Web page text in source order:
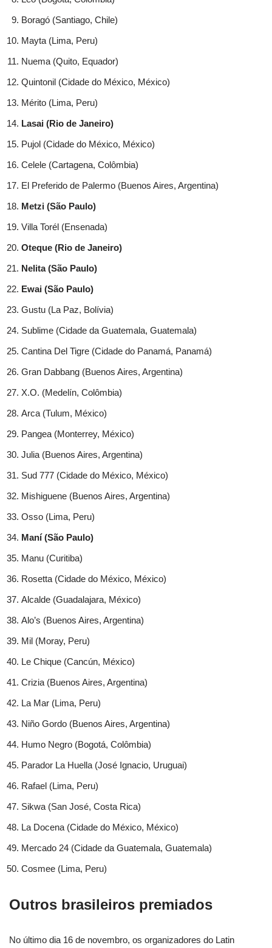
Boragó (Santiago, Chile)
Mayta (Lima, Peru)
Nuema (Quito, Equador)
Quintonil (Cidade do México, México)
Mérito (Lima, Peru)
Lasai (Rio de Janeiro)
Pujol (Cidade do México, México)
Celele (Cartagena, Colômbia)
El Preferido de Palermo (Buenos Aires, Argentina)
Metzi (São Paulo)
Villa Torél (Ensenada)
Oteque (Rio de Janeiro)
Nelita (São Paulo)
Ewai (São Paulo)
Gustu (La Paz, Bolívia)
Sublime (Cidade da Guatemala, Guatemala)
Cantina Del Tigre (Cidade do Panamá, Panamá)
Gran Dabbang (Buenos Aires, Argentina)
X.O. (Medelín, Colômbia)
Arca (Tulum, México)
Pangea (Monterrey, México)
Julia (Buenos Aires, Argentina)
Sud 777 (Cidade do México, México)
Mishiguene (Buenos Aires, Argentina)
Osso (Lima, Peru)
Maní (São Paulo)
Manu (Curitiba)
Rosetta (Cidade do México, México)
Alcalde (Guadalajara, México)
Alo’s (Buenos Aires, Argentina)
Mil (Moray, Peru)
Le Chique (Cancún, México)
Crizia (Buenos Aires, Argentina)
La Mar (Lima, Peru)
Niño Gordo (Buenos Aires, Argentina)
Humo Negro (Bogotá, Colômbia)
Parador La Huella (José Ignacio, Uruguai)
Rafael (Lima, Peru)
Sikwa (San José, Costa Rica)
La Docena (Cidade do México, México)
Mercado 24 (Cidade da Guatemala, Guatemala)
Cosmee (Lima, Peru)
Outros brasileiros premiados
No último dia 16 de novembro, os organizadores do Latin